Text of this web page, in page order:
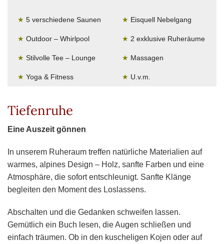
★ 5 verschiedene Saunen ★ Eisquell Nebelgang
★ Outdoor – Whirlpool ★ 2 exklusive Ruheräume
★ Stilvolle Tee – Lounge ★ Massagen
★ Yoga & Fitness ★ U.v.m.
Tiefenruhe
Eine Auszeit gönnen
In unserem Ruheraum treffen natürliche Materialien auf
warmes, alpines Design – Holz, sanfte Farben und eine
Atmosphäre, die sofort entschleunigt. Sanfte Klänge
begleiten den Moment des Loslassens.
Abschalten und die Gedanken schweifen lassen.
Gemütlich ein Buch lesen, die Augen schließen und
einfach träumen. Ob in den kuscheligen Kojen oder auf